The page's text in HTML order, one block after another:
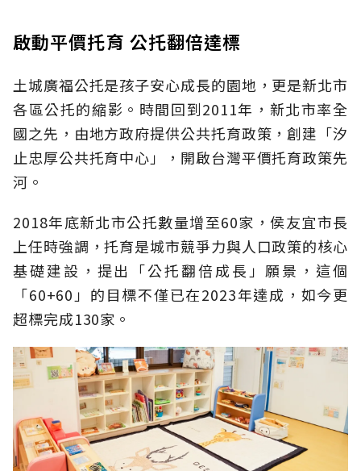
啟動平價托育 公托翻倍達標
土城廣福公托是孩子安心成長的園地，更是新北市
各區公托的縮影。時間回到2011年，新北市率全
國之先，由地方政府提供公共托育政策，創建「汐
止忠厚公共托育中心」，開啟台灣平價托育政策先
河。
2018年底新北市公托數量增至60家，侯友宜市長
上任時強調，托育是城市競爭力與人口政策的核心
基礎建設，提出「公托翻倍成長」願景，這個
「60+60」的目標不僅已在2023年達成，如今更
超標完成130家。